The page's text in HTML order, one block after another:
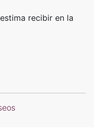
recibir en la